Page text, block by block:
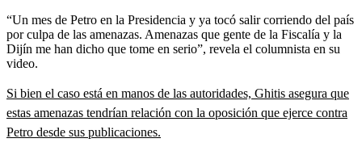
“Un mes de Petro en la Presidencia y ya tocó salir corriendo del país
por culpa de las amenazas. Amenazas que gente de la Fiscalía y la
Dijín me han dicho que tome en serio”, revela el columnista en su
video.
Si bien el caso está en manos de las autoridades, Ghitis asegura que
estas amenazas tendrían relación con la oposición que ejerce contra
Petro desde sus publicaciones.